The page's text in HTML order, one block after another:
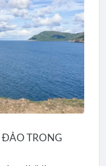
ĐẢO TRONG